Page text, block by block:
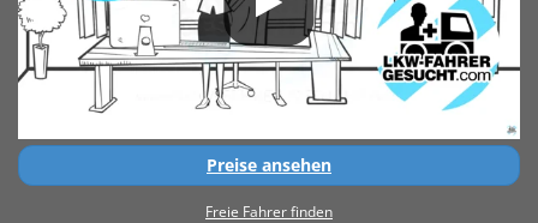
Preise ansehen
Freie Fahrer finden